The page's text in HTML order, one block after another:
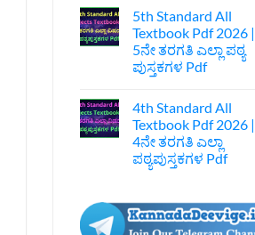
Anacharave
Hole
Optional
Kannada
Notes
ಪುಸ್ತಕ
Pdf
on
6th
Standard
All
Text
Book
|
6ನೇ
ತರಗತಿ
ಎಲ್ಲಾ
ಪಠ್ಯಪುಸ್ತಕಗಳ
Pdf
5th Standard All
Textbook Pdf 2026 |
5ನೇ ತರಗತಿ ಎಲ್ಲಾ ಪಠ್ಯ
ಪುಸ್ತಕಗಳ Pdf
on
5th
Standard
All
Textbook
Pdf
ತರಗತಿ
ಎಲ್ಲಾ
4th Standard All
Textbook Pdf 2026 |
4ನೇ ತರಗತಿ ಎಲ್ಲಾ
ಪಠ್ಯಪುಸ್ತಕಗಳ Pdf
4th
Standard